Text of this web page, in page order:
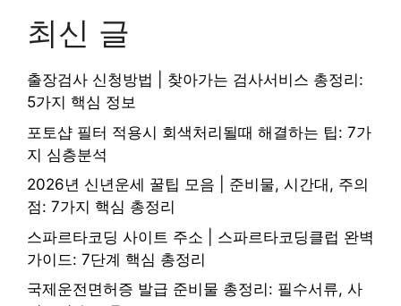
최신 글
출장검사 신청방법 | 찾아가는 검사서비스 총정리:
5가지 핵심 정보
포토샵 필터 적용시 회색처리될때 해결하는 팁: 7가
지 심층분석
2026년 신년운세 꿀팁 모음 | 준비물, 시간대, 주의
점: 7가지 핵심 총정리
스파르타코딩 사이트 주소 | 스파르타코딩클럽 완벽
가이드: 7단계 핵심 총정리
국제운전면허증 발급 준비물 총정리: 필수서류, 사